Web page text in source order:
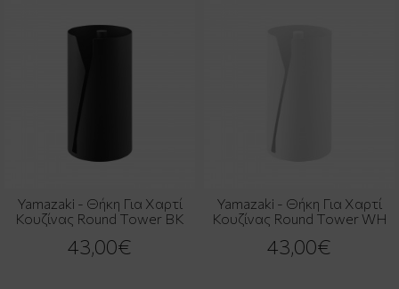
Yamazaki - Θήκη Για Χαρτί
Κουζίνας Round Tower BK
43,00€
Yamazaki - Θήκη Για Χαρτί
Κουζίνας Round Tower WH
43,00€